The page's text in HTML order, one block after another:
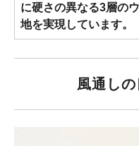
に硬さの異なる3層の
地を実現しています。
風通し